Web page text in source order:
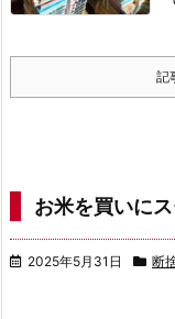
記
お米を買いに
2025年5月31日 断